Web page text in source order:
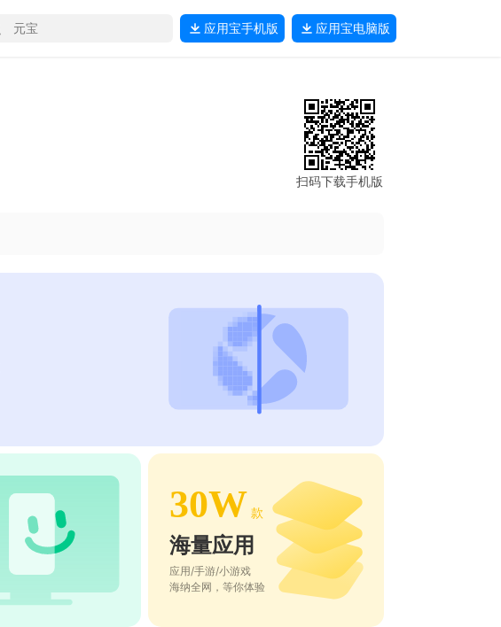
应用宝手机版 应用宝电脑版
扫码下载手机版
30W 款
海量应用
应用/手游/小游戏
海纳全网，等你体验